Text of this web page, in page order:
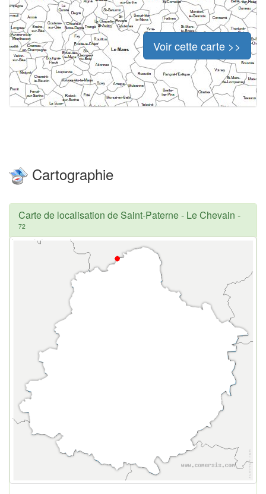
Voir cette carte >>
Cartographie
Carte de localisation de Saint-Paterne - Le Chevain -
72